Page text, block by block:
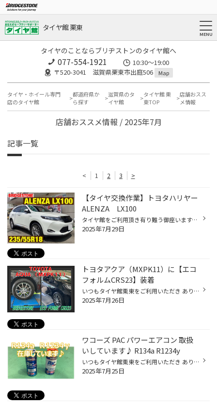
タイヤ館 栗東
タイヤのことならブリヂストンのタイヤ館へ
077-554-1921
10:30～19:00
〒520-3041 滋賀県栗東市出庭506
Map
タイヤ・ホイール専門
店のタイヤ館
都道府県か
ら探す
滋賀県のタ
イヤ館
タイヤ館 栗
東TOP
店舗おスス
メ情報
店舗おススメ情報 / 2025年7月
記事一覧
< 1 2 3 >
【タイヤ交換作業】トヨタハリヤー
ALENZA LX100
タイヤ館をご利用頂き有り難う御座います。 今回は近隣タイヤ館直営店舗で承りましたトヨタ ハリアーのタイヤ交換作業紹介です！ WEB掲載へご快諾頂きましたお客様大変ありがとうございます！ . こんな症状があったらアライメント測定･調整！ クルマを運転しているときに、こんな症状が気になったこ...
2025年7月29日
トヨタアクア（MXPK11）に【エコ
フォルムCRS23】装着
いつもタイヤ館栗東をご利用いただき ありがとうございます。 トヨタ アクア（MXPK11）に ブリヂストンホイール【エコフォルムCRS23】 装着させていただきました。 今回は冬タイヤと同時にご購入いただき 純正がスチールホイールの為 夏タイヤに【エコフォルムCRS23】 冬タイヤにスチールホイールを...
2025年7月26日
ワコーズ PAC パワーエアコン 取扱
いしています♪ R134a R1234y
いつもタイヤ館栗東をご利用いただき ありがとうございます。 連日、メッチャ暑い日が続いています。 昨日も道路の電光掲示に４４度！車内温度計も４０度 体温より高いやん（汗 家でも車でもエアコンが必須になってます！ そこでタイヤ館栗東おススメアイテムのご紹介 【ワコーズ パワーエアコン PA...
2025年7月25日